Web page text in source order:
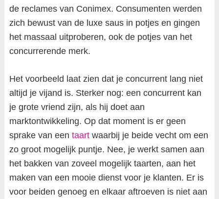
de reclames van Conimex. Consumenten werden
zich bewust van de luxe saus in potjes en gingen
het massaal uitproberen, ook de potjes van het
concurrerende merk.
Het voorbeeld laat zien dat je concurrent lang niet
altijd je vijand is. Sterker nog: een concurrent kan
je grote vriend zijn, als hij doet aan
marktontwikkeling. Op dat moment is er geen
sprake van een taartwaarbij je beide vecht om een
zo groot mogelijk puntje. Nee, je werkt samen aan
het bakken van zoveel mogelijk taarten, aan het
maken van een mooie dienst voor je klanten. Er is
voor beiden genoeg en elkaar aftroeven is niet aan